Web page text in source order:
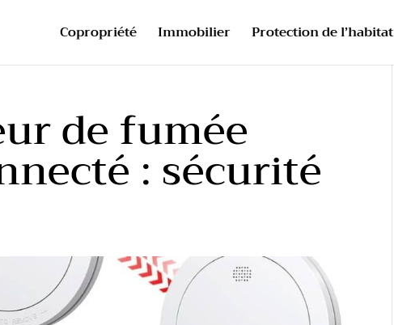
Copropriété Immobilier Protection de l’habitat
de fumée
: sécurité